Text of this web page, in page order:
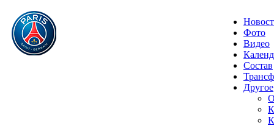
Фото
Видео
Состав
Другое